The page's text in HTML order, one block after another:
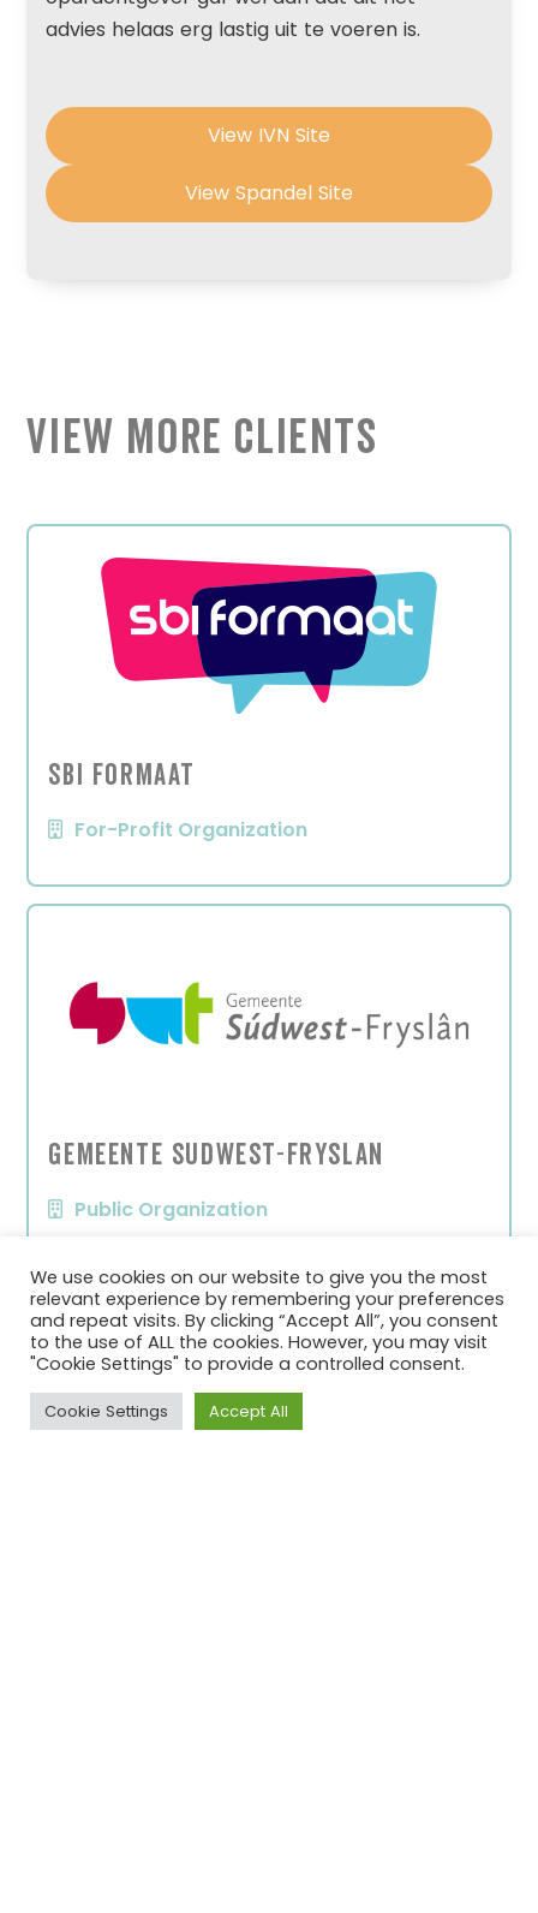
advies helaas erg lastig uit te voeren is.
View IVN Site
View Spandel Site
View More Clients
SBI formaat
For-Profit Organization
Gemeente Sudwest-Fryslan
Public Organization
We use cookies on our website to give you the most
relevant experience by remembering your preferences
and repeat visits. By clicking “Accept All”, you consent
to the use of ALL the cookies. However, you may visit
"Cookie Settings" to provide a controlled consent.
Cookie Settings Accept All